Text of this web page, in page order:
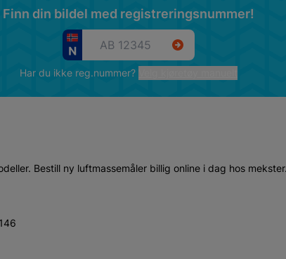
Finn din bildel med registreringsnummer!
Har du ikke reg.nummer?
Bestill ny luftmassemåler billig online i dag hos